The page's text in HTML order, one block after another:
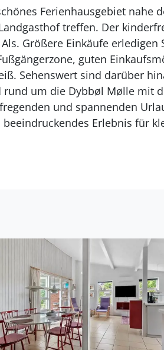
Ferienhausgebiet nahe
treffen. Der
Größere Einkäufe
guten
Sehenswert sind darüber
um die Dybbøl Mølle mit
und spannenden
beeindruckendes Erlebnis für